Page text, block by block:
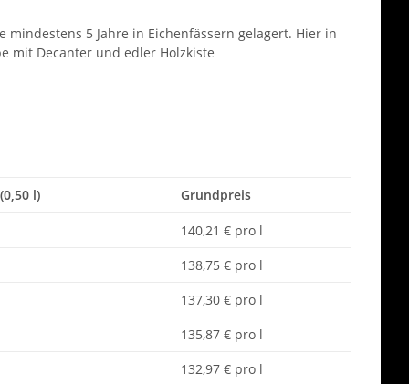
mindestens 5 Jahre in Eichenfässern gelagert. Hier in
mit Decanter und edler Holzkiste
l) Grundpreis
140,21 € pro l
138,75 € pro l
137,30 € pro l
135,87 € pro l
132,97 € pro l